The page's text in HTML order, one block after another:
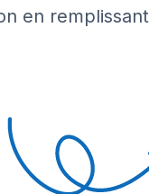
en remplissant